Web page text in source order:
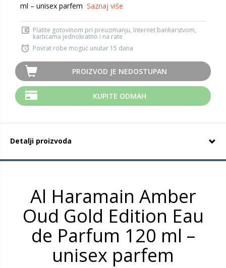
ml – unisex parfem Saznaj više
Platite gotovinom pri preuzimanju, Internet bankarstvom,
karticama jednokratno i na rate
Povrat robe moguć unutar 15 dana
PROIZVOD JE NEDOSTUPAN
KUPITE ODMAH
Detalji proizvoda
Al Haramain Amber
Oud Gold Edition Eau
de Parfum 120 ml –
unisex parfem